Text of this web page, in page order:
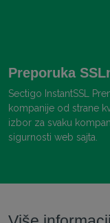
Preporuka
Sectigo InstantSSL
kompanije od strane
izbor za svaku
sigurnosti web sajta.